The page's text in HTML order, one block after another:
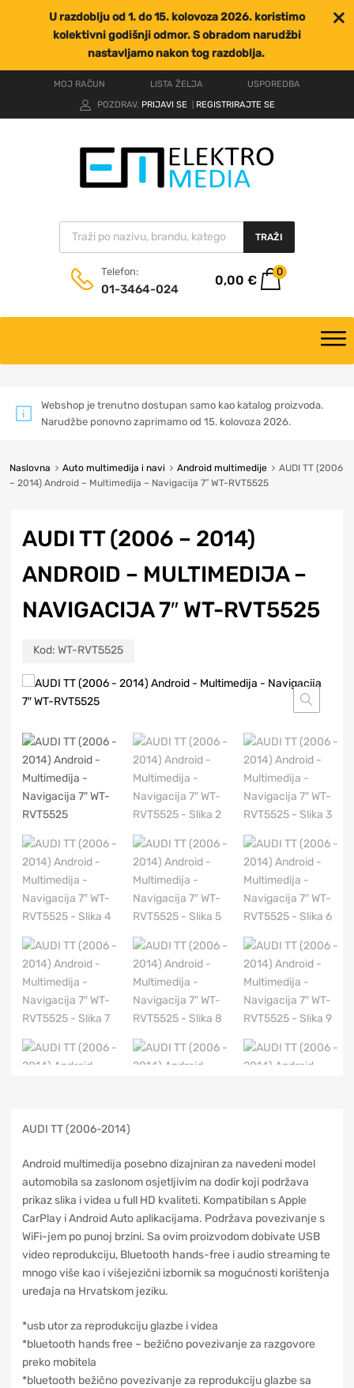
U razdoblju od 1. do 15. kolovoza 2026. koristimo
kolektivni godišnji odmor. S obradom narudžbi
nastavljamo nakon tog razdoblja.
MOJ RAČUN LISTA ŽELJA
USPOREDBA
POZDRAV. PRIJAVI SE REGISTRIRAJTE SE
TRAŽI
Telefon:
01-3464-024
0,00 €
0
Webshop je trenutno dostupan samo kao katalog proizvoda.
Narudžbe ponovno zaprimamo od 15. kolovoza 2026.
Naslovna Auto multimedija i navi Android multimedije
AUDI TT (2006
– 2014) Android – Multimedija – Navigacija 7″ WT-RVT5525
AUDI TT (2006 – 2014)
ANDROID – MULTIMEDIJA –
NAVIGACIJA 7″ WT-RVT5525
Kod: WT-RVT5525
AUDI TT (2006-2014)
Android multimedija posebno dizajniran za navedeni model
automobila sa zaslonom osjetljivim na dodir koji podržava
prikaz slika i videa u full HD kvaliteti. Kompatibilan s Apple
CarPlay i Android Auto aplikacijama. Podržava povezivanje s
WiFi-jem po punoj brzini. Sa ovim proizvodom dobivate USB
video reprodukciju, Bluetooth hands-free i audio streaming te
mnogo više kao i višejezični izbornik sa mogućnosti korištenja
uređaja na Hrvatskom jeziku.
*usb utor za reprodukciju glazbe i videa
*bluetooth hands free – bežično povezivanje za razgovore
preko mobitela
*bluetooth bežično povezivanje za reprodukciju glazbe sa